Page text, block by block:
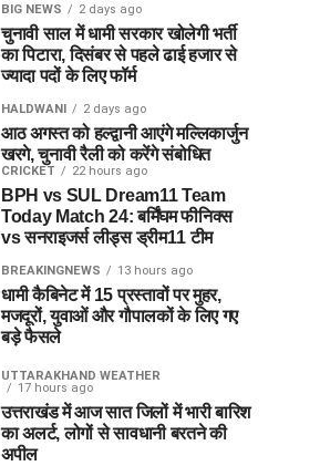
BIG NEWS 2 days ago
चुनावी साल में धामी सरकार खोलेगी भर्ती
का पिटारा, दिसंबर से पहले ढाई हजार से
ज्यादा पदों के लिए फॉर्म
HALDWANI 2 days ago
आठ अगस्त को हल्द्वानी आएंगे मल्लिकार्जुन
खरगे, चुनावी रैली को करेंगे संबोधित
CRICKET 22 hours ago
BPH vs SUL Dream11 Team
Today Match 24: बर्मिंघम फीनिक्स
vs सनराइजर्स लीड्स ड्रीम11 टीम
BREAKINGNEWS 13 hours ago
धामी कैबिनेट में 15 प्रस्तावों पर मुहर,
मजदूरों, युवाओं और गौपालकों के लिए गए
बड़े फैसले
UTTARAKHAND WEATHER
17 hours ago
उत्तराखंड में आज सात जिलों में भारी बारिश
का अलर्ट, लोगों से सावधानी बरतने की
अपील